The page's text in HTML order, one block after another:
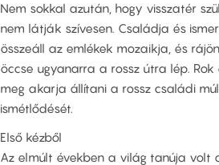
Nem sokkal azután, hogy visszatér
nem látják szívesen. Családja és
összeáll az emlékek mozaikja, és
öccse ugyanarra a rossz útra lép.
meg akarja állítani a rossz családi
ismétlődését.
Első kézből
Az elmúlt években a világ tanúja volt